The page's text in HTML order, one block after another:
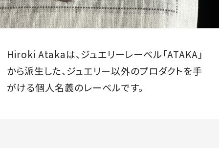
Hiroki Atakaは、ジュエリーレーベル「ATAKA」
から派生した、ジュエリー以外のプロダクトを手
がける個人名義のレーベルです。